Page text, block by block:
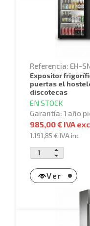
Referencia: EH-
expositor frigorífico horizontal negro 2
puertas el
discotecas
EN STOCK
Garantía: 1 año
985,00 € IVA exc
1.191,85 €IVA inc
Ver